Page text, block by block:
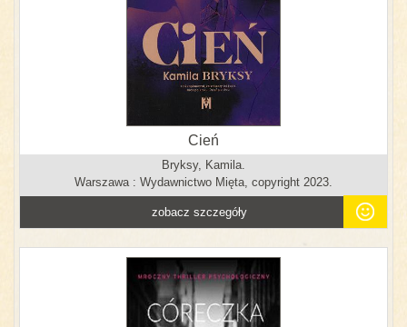
Cień
Bryksy, Kamila.
Warszawa : Wydawnictwo Mięta, copyright 2023.
zobacz szczegóły